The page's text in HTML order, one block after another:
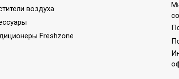
воздуха
Freshzone